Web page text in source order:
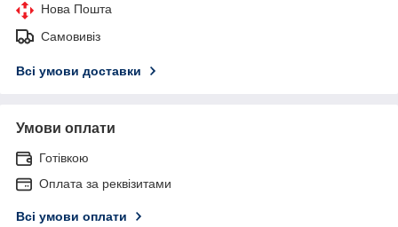
Нова Пошта
Самовивіз
Всі умови доставки
Умови оплати
Готівкою
Оплата за реквізитами
Всі умови оплати